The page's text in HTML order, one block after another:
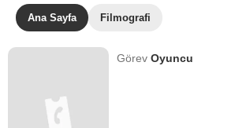
Ana Sayfa Filmografi
GörevOyuncu